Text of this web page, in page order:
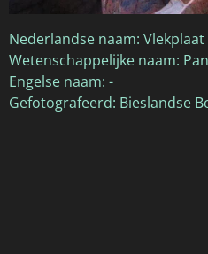
Nederlandse naam: Vlekplaat
Wetenschappelijke naam:
Engelse naam: -
Gefotografeerd: Bieslandse